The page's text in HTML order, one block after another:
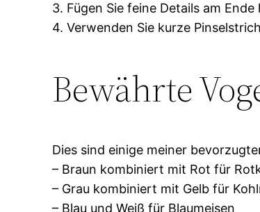
3. Fügen Sie feine Details am Ende
4. Verwenden Sie kurze
Bewährte
Dies sind einige meiner
– Braun kombiniert mit Rot für
– Grau kombiniert mit Gelb für
– Blau und Weiß für Blaumeisen